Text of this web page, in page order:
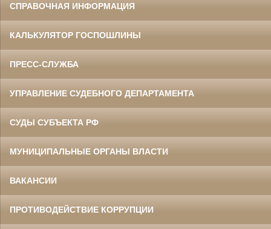
СПРАВОЧНАЯ ИНФОРМАЦИЯ
КАЛЬКУЛЯТОР ГОСПОШЛИНЫ
ПРЕСС-СЛУЖБА
УПРАВЛЕНИЕ СУДЕБНОГО ДЕПАРТАМЕНТА
СУДЫ СУБЪЕКТА РФ
МУНИЦИПАЛЬНЫЕ ОРГАНЫ ВЛАСТИ
ВАКАНСИИ
ПРОТИВОДЕЙСТВИЕ КОРРУПЦИИ